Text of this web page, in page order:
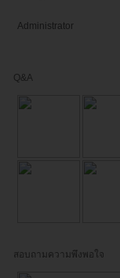
Administrator
Q&A
สอบถามความพึงพอใจ